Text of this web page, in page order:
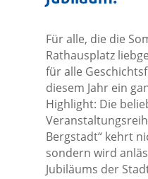
Für alle, die die
Rathausplatz
für alle
diesem Jahr ein
Highlight: Die
Bergstadt“ kehrt
sondern wird
Jubiläums der